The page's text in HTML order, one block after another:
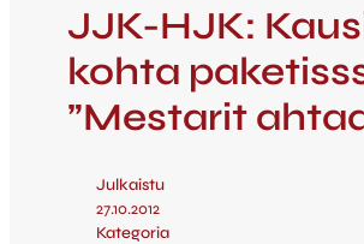
JJK-HJK:
kohta
”Mestarit
Julkaistu
27.10.2012
Kategoria